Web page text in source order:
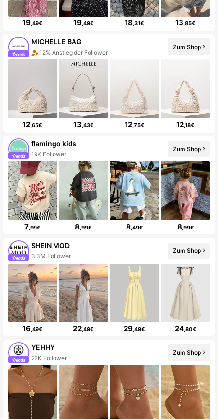
19,49€ 19,49€ 18,31€ 13,85€
MICHELLE BAG
12% Anstieg der Follower
Zum Shop
12,65€ 13,43€ 12,75€ 12,18€
flamingo kids
19K Follower
Zum Shop
7,99€ 8 ,99€ 8 ,49€ 8 ,99€
SHEIN MOD
3.3M Follower
Zum Shop
16 ,49€ 22 ,49€ 29 ,49€ 24,80€
YEHHY
22K Follower
Zum Shop